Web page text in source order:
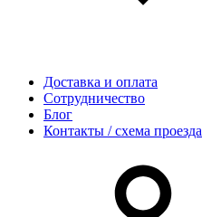
Доставка и оплата
Сотрудничество
Блог
Контакты / схема проезда